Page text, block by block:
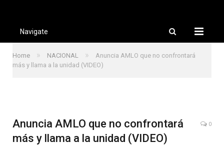
Navigate
Home » NACIONAL »
Anuncia AMLO que no confrontará
más y llama a la unidad (VIDEO)
Anuncia AMLO que no confrontará
más y llama a la unidad (VIDEO)
0